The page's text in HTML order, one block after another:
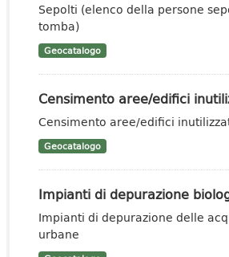
Sepolti (elenco della persone
tomba)
Geocatalogo
Censimento aree/edifici
Censimento aree/edifici
Geocatalogo
Impianti di depurazione
Impianti di depurazione delle
urbane